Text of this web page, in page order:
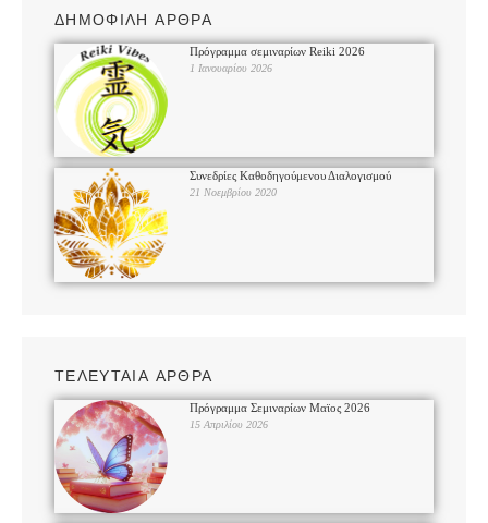
ΔΗΜΟΦΙΛΗ ΑΡΘΡΑ
Πρόγραμμα σεμιναρίων Reiki 2026
1 Ιανουαρίου 2026
Συνεδρίες Καθοδηγούμενου Διαλογισμού
21 Νοεμβρίου 2020
ΤΕΛΕΥΤΑΙΑ ΑΡΘΡΑ
Πρόγραμμα Σεμιναρίων Μαϊος 2026
15 Απριλίου 2026